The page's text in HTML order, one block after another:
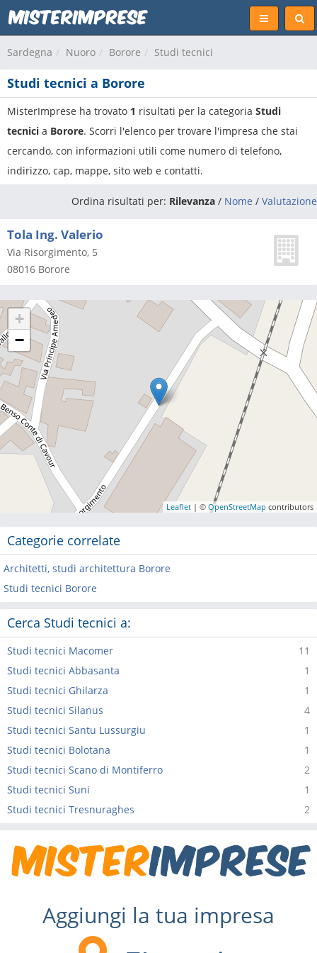
Sardegna Nuoro Borore Studi tecnici
Studi tecnici a Borore
MisterImprese ha trovato 1 risultati per la categoria Studi
tecnici a Borore. Scorri l'elenco per trovare l'impresa che stai
cercando, con informazioni utili come numero di telefono,
indirizzo, cap, mappe, sito web e contatti.
Ordina risultati per: Rilevanza / Nome / Valutazione
Tola Ing. Valerio
Via Risorgimento, 5
08016 Borore
+
−
Leaflet | © OpenStreetMap contributors
Categorie correlate
Architetti, studi architettura Borore
Studi tecnici Borore
Cerca Studi tecnici a:
11
Studi tecnici Macomer
1
Studi tecnici Abbasanta
1
Studi tecnici Ghilarza
4
Studi tecnici Silanus
1
Studi tecnici Santu Lussurgiu
1
Studi tecnici Bolotana
2
Studi tecnici Scano di Montiferro
1
Studi tecnici Suni
2
Studi tecnici Tresnuraghes
Aggiungi la tua impresa